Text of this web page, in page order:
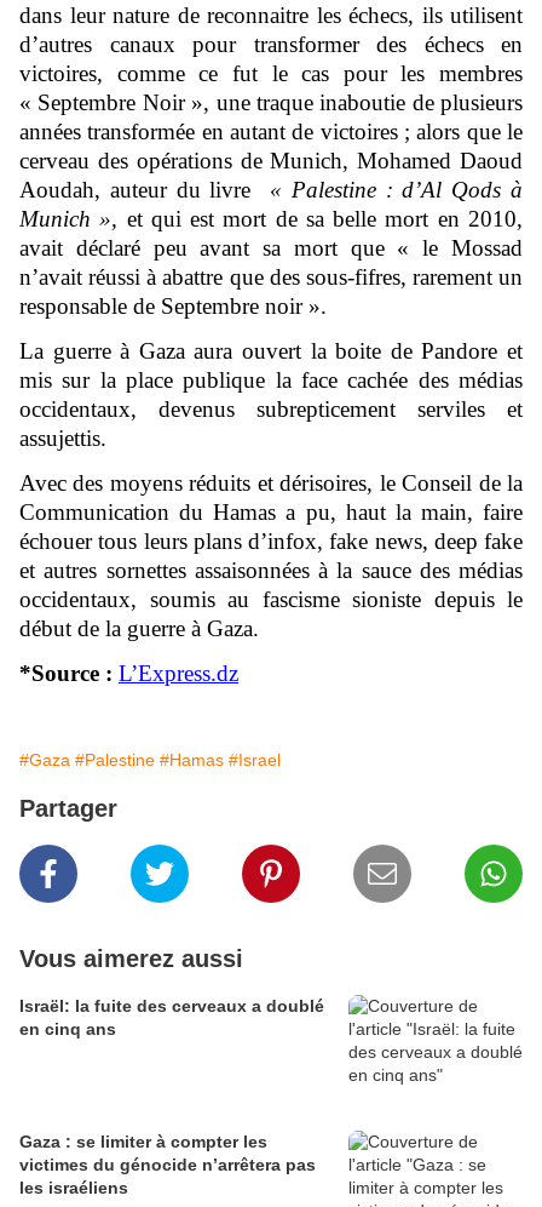
dans leur nature de reconnaitre les échecs, ils utilisent
d’autres canaux pour transformer des échecs en
victoires, comme ce fut le cas pour les membres
« Septembre Noir », une traque inaboutie de plusieurs
années transformée en autant de victoires ; alors que le
cerveau des opérations de Munich, Mohamed Daoud
Aoudah, auteur du livre « Palestine : d’Al Qods à
Munich », et qui est mort de sa belle mort en 2010,
avait déclaré peu avant sa mort que « le Mossad
n’avait réussi à abattre que des sous-fifres, rarement un
responsable de Septembre noir ».
La guerre à Gaza aura ouvert la boite de Pandore et
mis sur la place publique la face cachée des médias
occidentaux, devenus subrepticement serviles et
assujettis.
Avec des moyens réduits et dérisoires, le Conseil de la
Communication du Hamas a pu, haut la main, faire
échouer tous leurs plans d’infox, fake news, deep fake
et autres sornettes assaisonnées à la sauce des médias
occidentaux, soumis au fascisme sioniste depuis le
début de la guerre à Gaza.
*Source : L’Express.dz
#Gaza #Palestine #Hamas #Israel
Partager
Vous aimerez aussi
Israël: la fuite des cerveaux a doublé
en cinq ans
Gaza : se limiter à compter les
victimes du génocide n’arrêtera pas
les israéliens